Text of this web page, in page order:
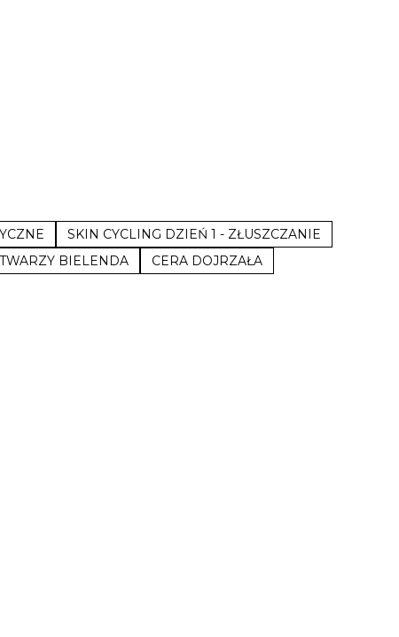
SKIN CYCLING DZIEŃ 1 - ZŁUSZCZANIE
BIELENDA
CERA DOJRZAŁA